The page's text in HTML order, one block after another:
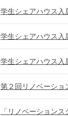
学生シェアハウス入
学生シェアハウス入
学生シェアハウス入
第２回リノベーショ
「リノベーション